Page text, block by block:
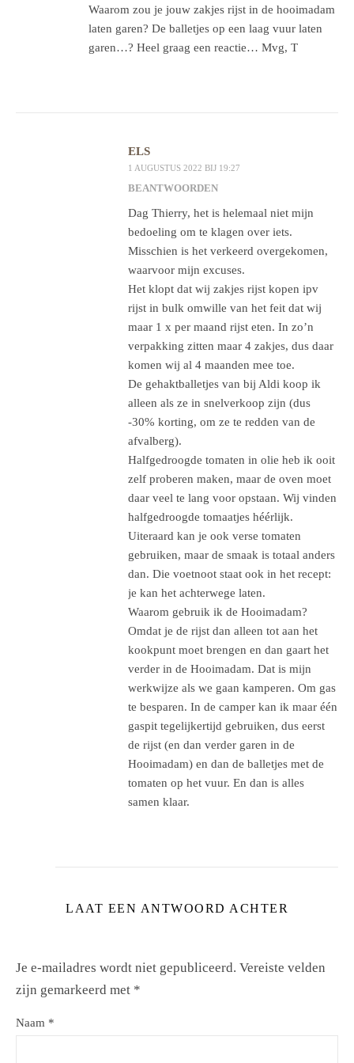
Waarom zou je jouw zakjes rijst in de hooimadam
laten garen? De balletjes op een laag vuur laten
garen…? Heel graag een reactie… Mvg, T
ELS
1 AUGUSTUS 2022 BIJ 19:27
BEANTWOORDEN
Dag Thierry, het is helemaal niet mijn
bedoeling om te klagen over iets.
Misschien is het verkeerd overgekomen,
waarvoor mijn excuses.
Het klopt dat wij zakjes rijst kopen ipv
rijst in bulk omwille van het feit dat wij
maar 1 x per maand rijst eten. In zo’n
verpakking zitten maar 4 zakjes, dus daar
komen wij al 4 maanden mee toe.
De gehaktballetjes van bij Aldi koop ik
alleen als ze in snelverkoop zijn (dus
-30% korting, om ze te redden van de
afvalberg).
Halfgedroogde tomaten in olie heb ik ooit
zelf proberen maken, maar de oven moet
daar veel te lang voor opstaan. Wij vinden
halfgedroogde tomaatjes héérlijk.
Uiteraard kan je ook verse tomaten
gebruiken, maar de smaak is totaal anders
dan. Die voetnoot staat ook in het recept:
je kan het achterwege laten.
Waarom gebruik ik de Hooimadam?
Omdat je de rijst dan alleen tot aan het
kookpunt moet brengen en dan gaart het
verder in de Hooimadam. Dat is mijn
werkwijze als we gaan kamperen. Om gas
te besparen. In de camper kan ik maar één
gaspit tegelijkertijd gebruiken, dus eerst
de rijst (en dan verder garen in de
Hooimadam) en dan de balletjes met de
tomaten op het vuur. En dan is alles
samen klaar.
LAAT EEN ANTWOORD ACHTER
Je e-mailadres wordt niet gepubliceerd. Vereiste velden
zijn gemarkeerd met *
Naam *